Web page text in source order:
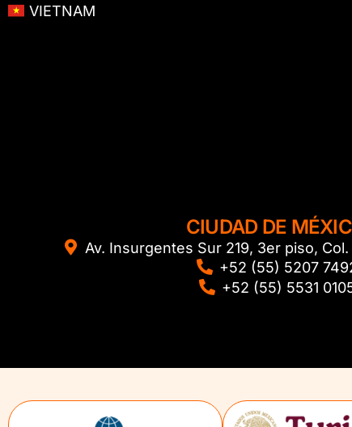
VIETNAM
CIUDAD DE
Av. Insurgentes Sur 219, 3er piso,
+52 (55) 5207
+52 (55) 5531